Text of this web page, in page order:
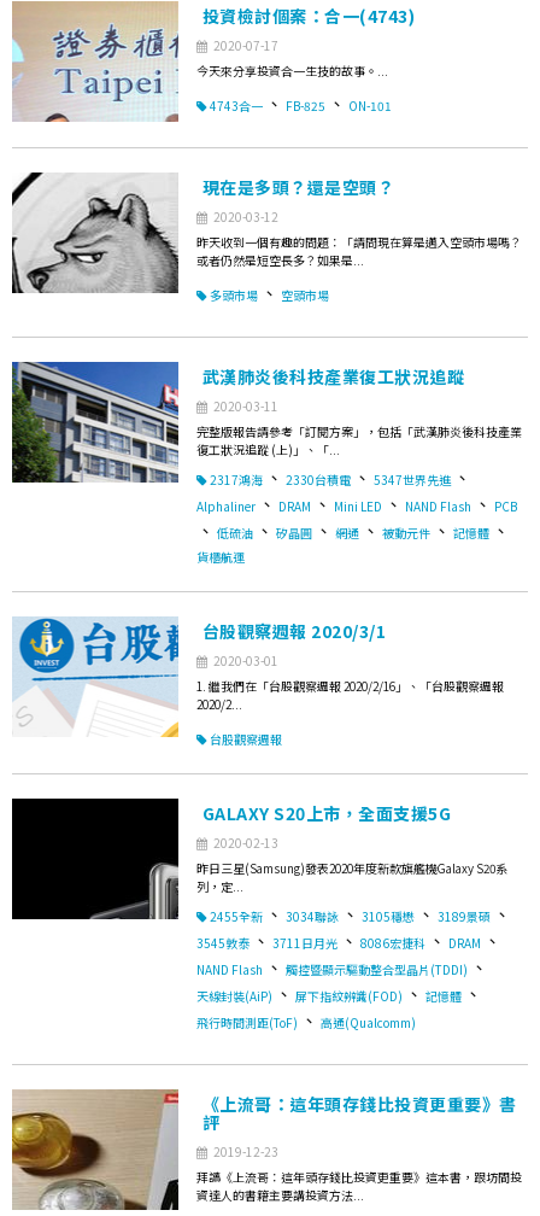
投資檢討個案：合一(4743)
2020-07-17
今天來分享投資合一生技的故事。...
4743合一 、 FB-825 、 ON-101
現在是多頭？還是空頭？
2020-03-12
昨天收到一個有趣的問題：「請問現在算是邁入空頭市場嗎？
或者仍然是短空長多？如果是...
多頭市場 、 空頭市場
武漢肺炎後科技產業復工狀況追蹤
2020-03-11
完整版報告請參考「訂閱方案」，包括「武漢肺炎後科技產業
復工狀況追蹤 (上)」、「...
2317鴻海 、 2330台積電 、 5347世界先進 、
Alphaliner 、 DRAM 、 Mini LED 、 NAND Flash 、 PCB
、 低硫油 、 矽晶圓 、 網通 、 被動元件 、 記憶體 、
貨櫃航運
台股觀察週報 2020/3/1
2020-03-01
1. 繼我們在「台股觀察週報 2020/2/16」、「台股觀察週報
2020/2...
台股觀察週報
GALAXY S20上市，全面支援5G
2020-02-13
昨日三星(Samsung)發表2020年度新款旗艦機Galaxy S20系
列，定...
2455全新 、 3034聯詠 、 3105穩懋 、 3189景碩 、
3545敦泰 、 3711日月光 、 8086宏捷科 、 DRAM 、
NAND Flash 、 觸控暨顯示驅動整合型晶片(TDDI) 、
天線封裝(AiP) 、 屏下指紋辨識(FOD) 、 記憶體 、
飛行時間測距(ToF) 、 高通(Qualcomm)
《上流哥：這年頭存錢比投資更重要》書
評
2019-12-23
拜讀《上流哥：這年頭存錢比投資更重要》這本書，跟坊間投
資達人的書籍主要講投資方法...